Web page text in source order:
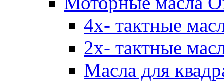
4х- тактные
2х- тактные
Масла для